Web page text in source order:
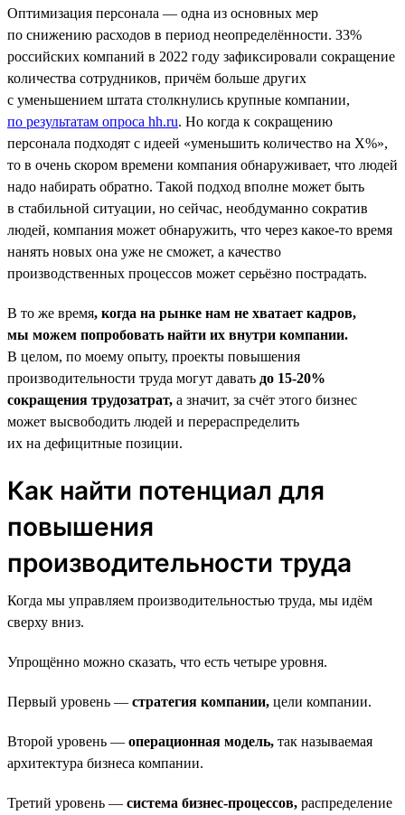
Оптимизация персонала — одна из основных мер
по снижению расходов в период неопределённости. 33%
российских компаний в 2022 году зафиксировали сокращение
количества сотрудников, причём больше других
с уменьшением штата столкнулись крупные компании,
по результатам опроса hh.ru. Но когда к сокращению
персонала подходят с идеей «уменьшить количество на Х%»,
то в очень скором времени компания обнаруживает, что людей
надо набирать обратно. Такой подход вполне может быть
в стабильной ситуации, но сейчас, необдуманно сократив
людей, компания может обнаружить, что через какое-то время
нанять новых она уже не сможет, а качество
производственных процессов может серьёзно пострадать.
В то же время, когда на рынке нам не хватает кадров,
мы можем попробовать найти их внутри компании.
В целом, по моему опыту, проекты повышения
производительности труда могут давать до 15‑20%
сокращения трудозатрат, а значит, за счёт этого бизнес
может высвободить людей и перераспределить
их на дефицитные позиции.
Как найти потенциал для
повышения
производительности труда
Когда мы управляем производительностью труда, мы идём
сверху вниз.
Упрощённо можно сказать, что есть четыре уровня.
Первый уровень — стратегия компании, цели компании.
Второй уровень — операционная модель, так называемая
архитектура бизнеса компании.
Третий уровень — система бизнес-процессов, распределение